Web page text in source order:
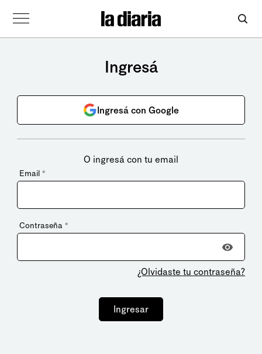
Ingresá
Ingresá con Google
O ingresá con tu email
Email *
Contraseña *
¿Olvidaste tu contraseña?
Ingresar